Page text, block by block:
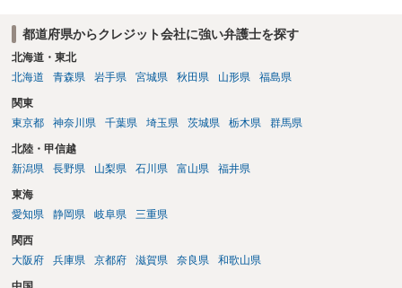
都道府県からクレジット会社に強い弁護士を探す
北海道・東北
北海道
青森県 岩手県 宮城県 秋田県 山形県 福島県
関東
東京都
神奈川県 千葉県 埼玉県 茨城県 栃木県 群馬県
北陸・甲信越
新潟県
長野県 山梨県 石川県 富山県 福井県
東海
愛知県
静岡県 岐阜県 三重県
関西
大阪府
兵庫県 京都府 滋賀県 奈良県 和歌山県